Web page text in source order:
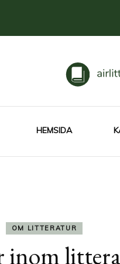
HEMSIDA
OM LITTERATUR
inom